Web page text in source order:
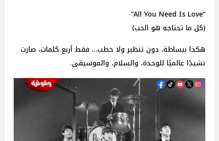
“All You Need Is Love”
هكذا ببساطة، دون تنظير ولا خطب… فقط أربع كلمات، صارت
نشيدًا عالميًا للوحدة، والسلام، والموسيقى.